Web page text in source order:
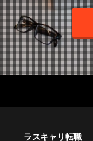
ラスキャリ転職